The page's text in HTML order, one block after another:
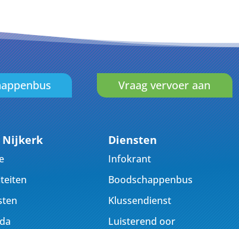
Vraag vervoer aan
Nijkerk Diensten
Infokrant
Boodschappenbus
Klussendienst
Luisterend oor